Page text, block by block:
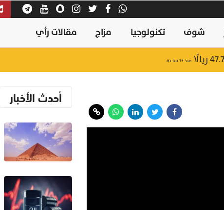
شوف تكنولوجيا مزاج مقالات رأي
منذ ١٣ ساعة
أحدث الأخبار